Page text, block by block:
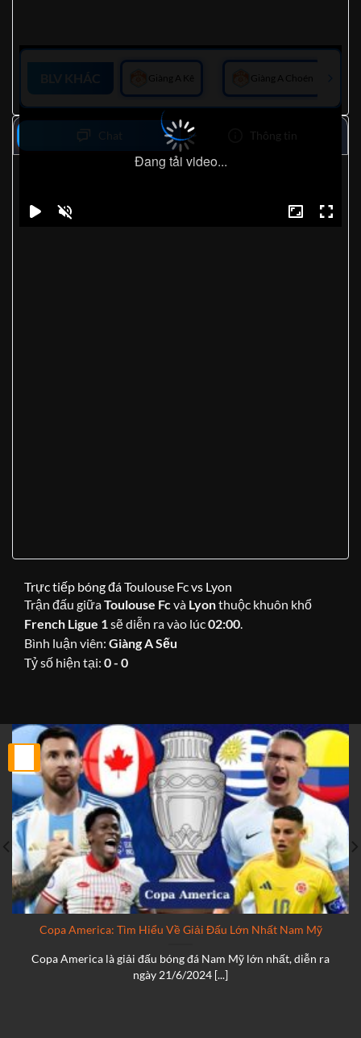
Đang tải video...
BLV KHÁC Giàng A Kê Giàng A Choén
Chat Thông tin
Trực tiếp bóng đá Toulouse Fc vs Lyon
Trận đấu giữaToulouse Fcvà Lyonthuộc khuôn khổ
French Ligue 1sẽ diễn ra vào lúc02:00.
Bình luận viên: Giàng A Sếu
Tỷ số hiện tại: 0 - 0
Copa America: Tìm Hiểu Về Giải Đấu Lớn Nhất Nam Mỹ
Copa America là giải đấu bóng đá Nam Mỹ lớn nhất, diễn ra
ngày 21/6/2024 [...]